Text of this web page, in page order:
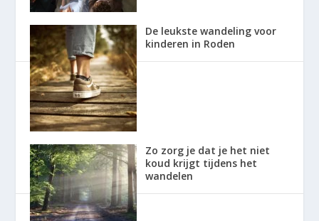
De leukste wandeling voor
kinderen in Roden
Zo zorg je dat je het niet
koud krijgt tijdens het
wandelen